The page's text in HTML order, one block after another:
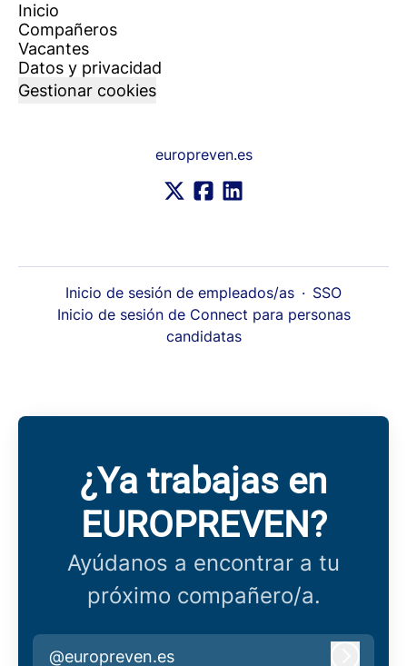
Inicio
Compañeros
Vacantes
Datos y privacidad
Gestionar cookies
europreven.es
Inicio de sesión de empleados/as · SSO
Inicio de sesión de Connect para personas
candidatas
¿Ya trabajas en
EUROPREVEN?
Ayúdanos a encontrar a tu
próximo compañero/a.
@europreven.es